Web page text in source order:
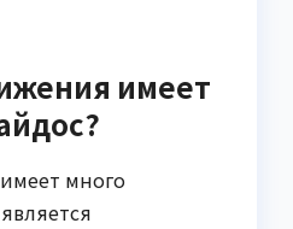
имеет
много